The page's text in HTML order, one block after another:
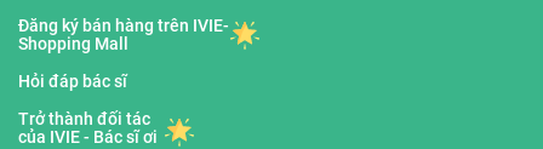
Đăng ký bán hàng trên IVIE-
Shopping Mall
Hỏi đáp bác sĩ
Trở thành đối tác
của IVIE - Bác sĩ ơi